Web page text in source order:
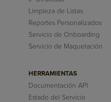
Limpieza de Listas
Reportes Personalizados
Servicio de Onboarding
Servicio de Maquetación
HERRAMIENTAS
Documentación API
Estado del Servicio